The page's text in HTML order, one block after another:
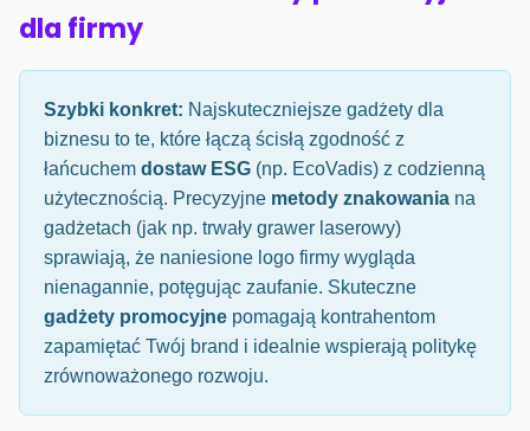
dla firmy
Szybki konkret: Najskuteczniejsze gadżety dla
biznesu to te, które łączą ścisłą zgodność z
łańcuchem dostaw ESG (np. EcoVadis) z codzienną
użytecznością. Precyzyjne metody znakowania na
gadżetach (jak np. trwały grawer laserowy)
sprawiają, że naniesione logo firmy wygląda
nienagannie, potęgując zaufanie. Skuteczne
gadżety promocyjne pomagają kontrahentom
zapamiętać Twój brand i idealnie wspierają politykę
zrównoważonego rozwoju.